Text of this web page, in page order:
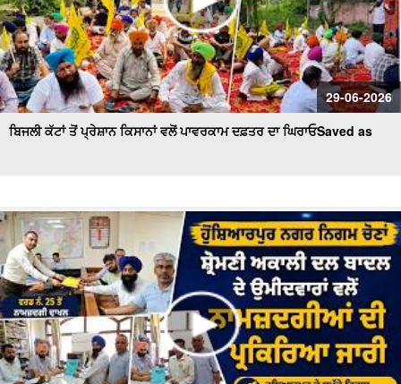
29-06-2026
ਬਿਜਲੀ ਕੱਟਾਂ ਤੋਂ ਪ੍ਰੇਸ਼ਾਨ ਕਿਸਾਨਾਂ ਵਲੋਂ ਪਾਵਰਕਾਮ ਦਫ਼ਤਰ ਦਾ ਘਿਰਾਓSaved as